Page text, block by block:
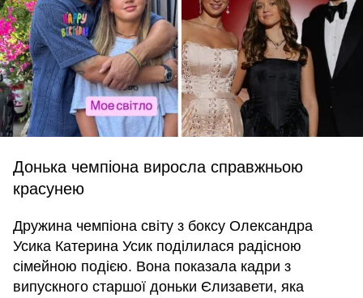
Донька чемпіона виросла справжньою
красунею
Дружина чемпіона світу з боксу Олександра
Усика Катерина Усик поділилася радісною
сімейною подією. Вона показала кадри з
випускного старшої доньки Єлизавети, яка